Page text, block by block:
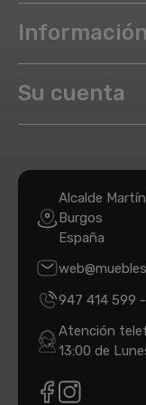
Información
Su cuenta
Alcalde
Burgos
España
947 414 599 -
Atención
13:00 de